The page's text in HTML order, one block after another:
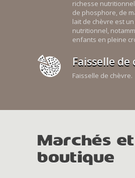
richesse
de phosphore, de
lait de chèvre est
nutritionnel,
enfants en pleine
Faisselle de
Faisselle de chèvre.
Marchés et
boutique